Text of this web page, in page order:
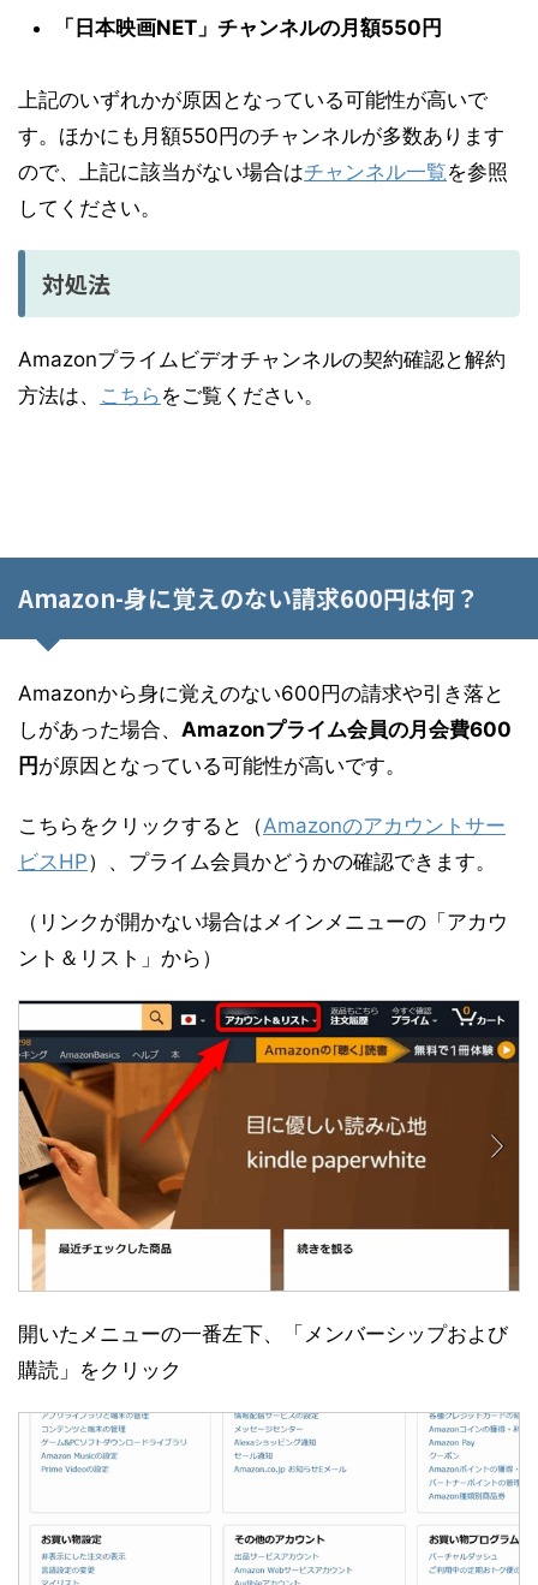
「日本映画NET」チャンネルの月額550円
上記のいずれかが原因となっている可能性が高いで
す。ほかにも月額550円のチャンネルが多数あります
ので、上記に該当がない場合はチャンネル一覧を参照
してください。
対処法
Amazonプライムビデオチャンネルの契約確認と解約
方法は、 こちら をご覧ください。
Amazon-身に覚えのない請求600円は何？
Amazonから身に覚えのない600円の請求や引き落と
しがあった場合、 Amazonプライム会員の月会費600
円 が原因となっている可能性が高いです。
こちらをクリックすると（Amazonのアカウントサー
ビスHP）、プライム会員かどうかの確認できます。
（リンクが開かない場合はメインメニューの「アカウ
ント＆リスト」から）
開いたメニューの一番左下、「メンバーシップおよび
購読」をクリック